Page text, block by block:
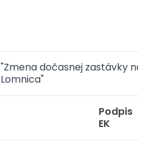
"Zmena dočasnej zastávky
Lomnica"
Podpis
EK